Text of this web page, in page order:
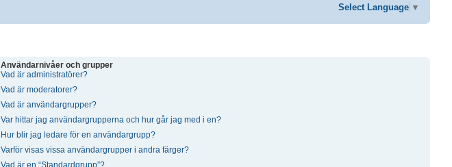
Select Language ▼
Användarnivåer och grupper
Vad är administratörer?
Vad är moderatorer?
Vad är användargrupper?
Var hittar jag användargrupperna och hur går jag med i en?
Hur blir jag ledare för en användargrupp?
Varför visas vissa användargrupper i andra färger?
Vad är en “Standardgrupp”?